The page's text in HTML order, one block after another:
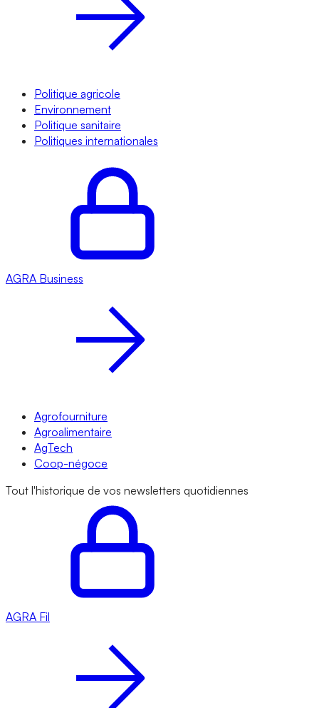
Politique agricole
Environnement
Politique sanitaire
Politiques internationales
AGRA Business
Agrofourniture
Agroalimentaire
AgTech
Coop-négoce
Tout l'historique de vos newsletters quotidiennes
AGRA Fil